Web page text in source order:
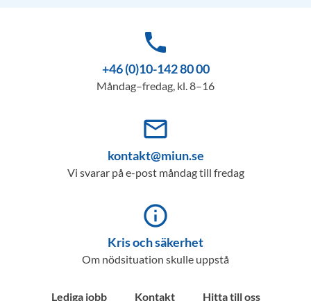
phone
+46 (0)10-142 80 00
Måndag–fredag, kl. 8–16
mail_outline
kontakt@miun.se
Vi svarar på e-post måndag till fredag
info_outline
Kris och säkerhet
Om nödsituation skulle uppstå
Lediga jobb Kontakt Hitta till oss